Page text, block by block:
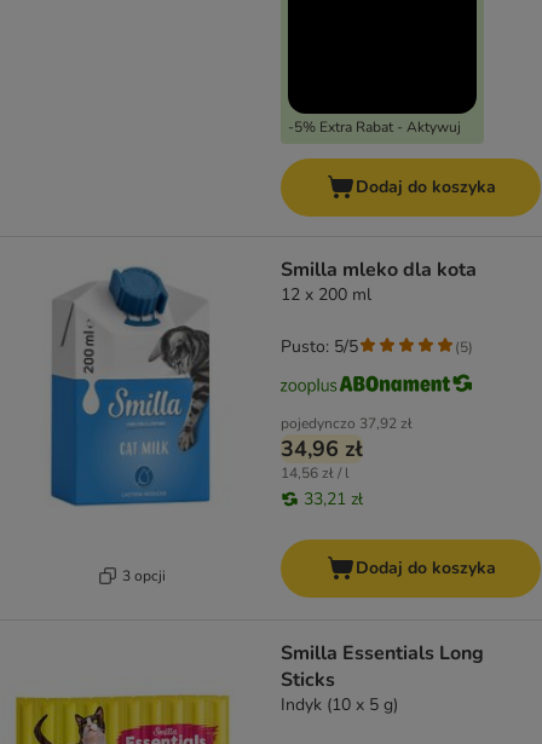
-5% Extra Rabat - Aktywuj
Dodaj do koszyka
3 opcji
Smilla mleko dla kota
12 x 200 ml
pojedynczo 37,92 zł
34,96 zł
14,56 zł / l
33,21 zł
Pusto: 5/5 (5)
Dodaj do koszyka
Smilla Essentials Long
Sticks
Indyk (10 x 5 g)